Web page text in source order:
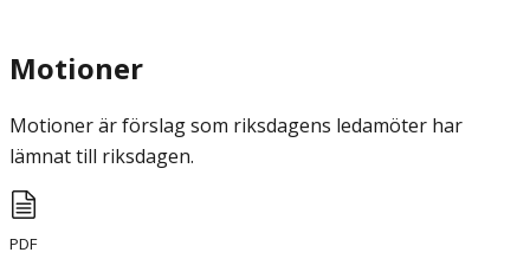
Motioner
Motioner är förslag som riksdagens ledamöter har
lämnat till riksdagen.
PDF